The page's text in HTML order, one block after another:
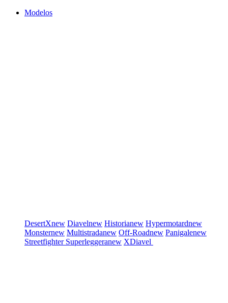
Modelos
DesertXnew Diavelnew Historianew Hypermotardnew
Monsternew Multistradanew Off-Roadnew Panigalenew
Streetfighter Superleggeranew XDiavel